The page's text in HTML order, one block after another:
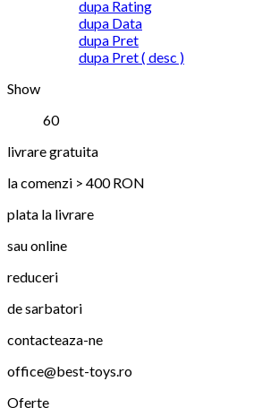
dupa Rating
dupa Data
dupa Pret
dupa Pret ( desc )
Show
60
livrare gratuita
la comenzi > 400 RON
plata la livrare
sau online
reduceri
de sarbatori
contacteaza-ne
office@best-toys.ro
Oferte